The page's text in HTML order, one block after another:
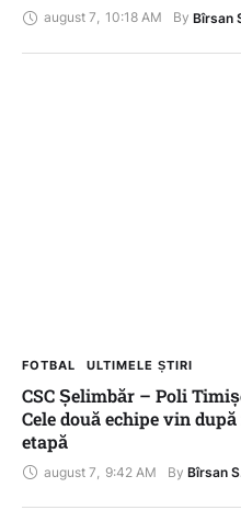
august 7, 10:18 AM By Bîrsan
FOTBAL ULTIMELE ȘTIRI
CSC Șelimbăr – Poli
Cele două echipe vin
etapă
august 7 9:42 AM By Bîrsan